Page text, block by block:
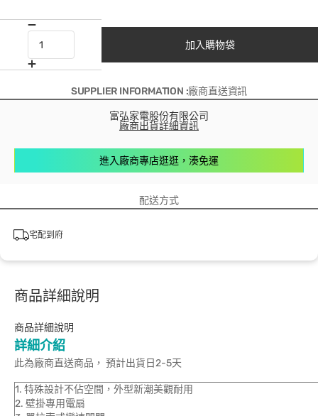
加入購物袋
SUPPLIER INFORMATION :廠商直送資訊
富弘家電股份有限公司
廠商出貨詳細資訊
進入廠商專店逛逛，湊免運
配送方式
宅配到府
商品詳細說明
商品詳細說明
詳細介紹
此為廠商直送商品， 預計出貨日2-5天
1. 特殊設計不佔空間，外型新潮美觀耐用
2. 壁掛專用電扇